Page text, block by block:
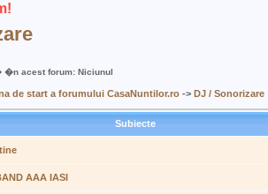
�n acest forum: Niciunul
de start a forumului CasaNuntilor.ro -> DJ / Sonorizare
Subiecte
AAA IASI